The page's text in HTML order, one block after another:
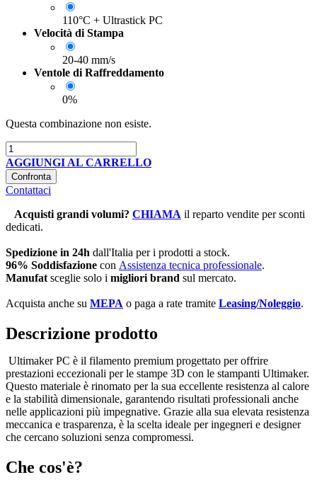
110°C + Ultrastick PC
Velocità di Stampa
20-40 mm/s
Ventole di Raffreddamento
0%
Questa combinazione non esiste.
AGGIUNGI AL CARRELLO
Confronta
Contattaci
Acquisti grandi volumi? CHIAMA il reparto vendite per sconti
dedicati.
Spedizione in 24h dall'Italia per i prodotti a stock.
96% Soddisfazione con Assistenza tecnica professionale.
Manufat sceglie solo i migliori brand sul mercato.
Acquista anche su MEPA o paga a rate tramite Leasing/Noleggio.
Descrizione prodotto
Ultimaker PC è il filamento premium progettato per offrire
prestazioni eccezionali per le stampe 3D con le stampanti Ultimaker.
Questo materiale è rinomato per la sua eccellente resistenza al calore
e la stabilità dimensionale, garantendo risultati professionali anche
nelle applicazioni più impegnative. Grazie alla sua elevata resistenza
meccanica e trasparenza, è la scelta ideale per ingegneri e designer
che cercano soluzioni senza compromessi.
Che cos'è?